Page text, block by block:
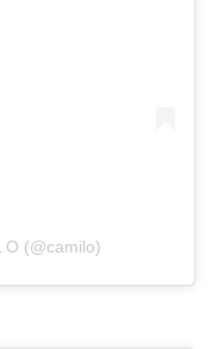
O (@camilo)